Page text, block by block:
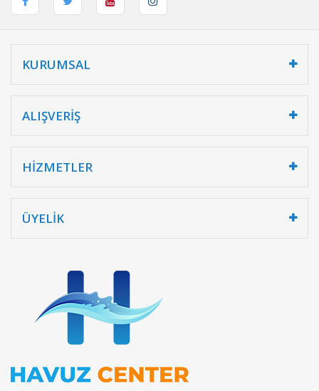
KURUMSAL
ALIŞVERİŞ
HİZMETLER
ÜYELİK